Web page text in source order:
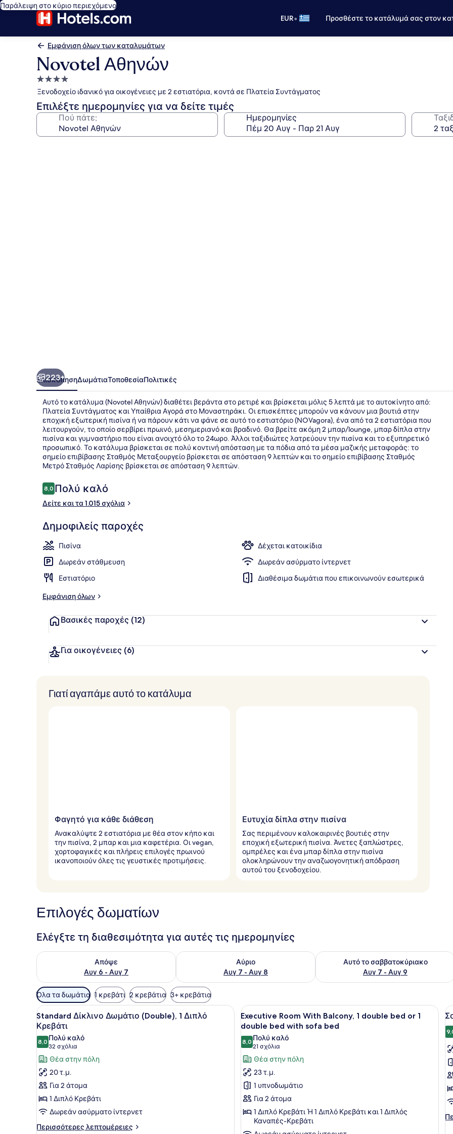
Παράλειψη στο κύριο περιεχόμενο
EUR• Προσθέστε το κατάλυμά σας στον
Εμφάνιση όλων των καταλυμάτων
Novotel Αθηνών
Κατάλυμα
με
4.0
αστέρια
Ξενοδοχείο ιδανικό για οικογένειες με 2 εστιατόρια, κοντά σε Πλατεία Συντάγματος
Επιλέξτε ημερομηνίες για να δείτε τιμές
Πού πάτε; Ημερομηνίες
Εξωτερικοί
223+
ΕπισκόπησηΔωμάτιαΤοποθεσίαΠολιτικές
Αυτό το κατάλυμα (Novotel Αθηνών) διαθέτει βεράντα στο ρετιρέ και βρίσκεται μόλις 5 λεπτά με το αυτοκίνητο από:
Πλατεία Συντάγματος και Υπαίθρια Αγορά στο Μοναστηράκι. Οι επισκέπτες μπορούν να κάνουν μια βουτιά στην
εποχική εξωτερική πισίνα ή να πάρουν κάτι να φάνε σε αυτό το εστιατόριο (NOVagora), ένα από τα 2 εστιατόρια που
λειτουργούν, το οποίο σερβίρει πρωινό, μεσημεριανό και βραδινό. Θα βρείτε ακόμη 2 μπαρ/lounge, μπαρ δίπλα στην
πισίνα και γυμναστήριο που είναι ανοιχτό όλο το 24ωρο. Άλλοι ταξιδιώτες λατρεύουν την πισίνα και το εξυπηρετικό
προσωπικό. Το κατάλυμα βρίσκεται σε πολύ κοντινή απόσταση με τα πόδια από τα μέσα μαζικής μεταφοράς: το
σημείο επιβίβασης Σταθμός Μεταξουργείο βρίσκεται σε απόσταση 9 λεπτών και το σημείο επιβίβασης Σταθμός
Μετρό Σταθμός Λαρίσης βρίσκεται σε απόσταση 9 λεπτών.
Σχόλια
8,08,0 στα 10
Πολύ καλό
Δείτε και τα 1.015 σχόλια
Δημοφιλείς παροχές
Πισίνα
Δέχεται κατοικίδια
Δωρεάν στάθμευση
Δωρεάν ασύρματο ίντερνετ
Εστιατόριο
Διαθέσιμα δωμάτια που επικοινωνούν εσωτερικά
Εμφάνιση όλων
Βασικές παροχές (12)
Για οικογένειες (6)
Γιατί αγαπάμε αυτό το κατάλυμα
Φαγητό για κάθε διάθεση
Ανακαλύψτε 2 εστιατόρια με θέα στον κήπο και
την πισίνα, 2 μπαρ και μια καφετέρια. Οι vegan,
χορτοφαγικές και πλήρεις επιλογές πρωινού
ικανοποιούν όλες τις γευστικές προτιμήσεις.
Ευτυχία δίπλα στην πισίνα
Σας περιμένουν καλοκαιρινές βουτιές στην
εποχική εξωτερική πισίνα. Άνετες ξαπλώστρες,
ομπρέλες και ένα μπαρ δίπλα στην πισίνα
ολοκληρώνουν την αναζωογονητική απόδραση
αυτού του ξενοδοχείου.
Επιλογές δωματίων
Ελέγξτε τη διαθεσιμότητα για αυτές τις ημερομηνίες
Απόψε
Αυγ 6 - Αυγ 7
Έλεγχος διαθεσιμότητας για απόψε Αυγ 6 - Αυγ 7
Αύριο
Αυγ 7 - Αυγ 8
Έλεγχος διαθεσιμότητας για αύριο Αυγ 7 - Αυγ 8
Αυτό το σαββατοκύριακο
Αυγ 7 - Αυγ 9
Έλεγχος διαθεσιμότητας για αυτό
Διαθέσιμα
φίλτρα
για
τα
δωμάτια
Όλα τα δωμάτια 1 κρεβάτι 2 κρεβάτια 3+ κρεβάτια
Προβολή
όλων
των
φωτογραφιών
για
Standard
Δίκλινο
Δωμάτιο
(Double),
1
Διπλό
Ένα δωμάτιο ξενοδοχείου με ένα μεγάλο κρεβάτι, ένα γραφείο με ένα φωτιστικό, μια καρέκλα και
15
Standard Δίκλινο Δωμάτιο (Double), 1 Διπλό
Κρεβάτι
8,08,0 στα 10
Πολύ καλό
32 σχόλια
(32
σχόλια)
Θέα στην πόλη
20 τ.μ.
Για 2 άτομα
1 Διπλό Κρεβάτι
Δωρεάν ασύρματο ίντερνετ
Περισσότερες λεπτομέρειες
Περισσότερες
Προβολή
όλων
των
φωτογραφιών
για
Executive
Room
With
Balcony,
1
double
Ένα μπαλκόνι με ένα τραπέζι,
13
Executive Room With Balcony, 1 double bed or 1
double bed with sofa bed
8,08,0 στα 10
Πολύ καλό
21 σχόλια
(21
σχόλια)
Θέα στην πόλη
23 τ.μ.
1 υπνοδωμάτιο
Για 2 άτομα
1 Διπλό Κρεβάτι Ή 1 Διπλό Κρεβάτι και 1 Διπλός
Καναπές-Κρεβάτι